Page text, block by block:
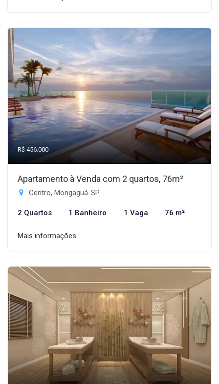
R$ 456.000
Apartamento à Venda com 2 quartos, 76m²
Centro, Mongaguá-SP
2 Quartos 1 Banheiro 1 Vaga 76 m²
Mais informações